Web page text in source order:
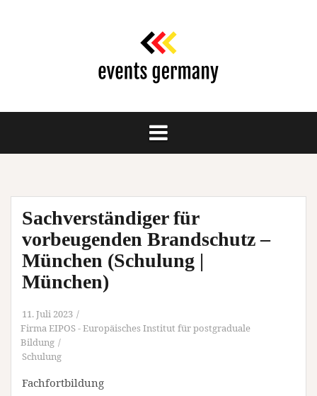
Sachverständiger für
vorbeugenden Brandschutz –
München (Schulung |
München)
11. Juli 2023
Firma EIPOS - Europäisches Institut für postgraduale
Bildung
Schulung
Fachfortbildung